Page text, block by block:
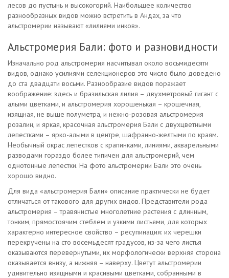
лесов до пустынь и высокогорий. Наибольшее количество
разнообразных видов можно встретить в Андах, за что
альстромерии называют «лилиями инков».
Альстромерия Бали: фото и разновидности
Изначально род альстромерия насчитывал около восьмидесяти
видов, однако усилиями селекционеров это число было доведено
до ста двадцати восьми. Разнообразие видов поражает
воображение: здесь и бразильская лилия – двухметровый гигант с
алыми цветками, и альстромерия хорошенькая – крошечная,
изящная, не выше полуметра, и нежно-розовая альстромерия
розалин, и яркая, красочная альстромерия Бали с двухцветными
лепестками – ярко-алыми в центре, шафранно-желтыми по краям.
Необычный окрас лепестков с крапинками, линиями, акварельными
разводами гораздо более типичен для альстромерий, чем
однотонные лепестки. На фото альстромерии Бали это очень
хорошо видно.
Для вида «альстромерия Бали» описание практически не будет
отличаться от такового для других видов. Представители рода
альстромерия – травянистые многолетние растения с длинным,
тонким, прямостоячим стеблем и узкими листьями, для которых
характерно интересное свойство – ресупинация: их черешки
перекручены на сто восемьдесят градусов, из-за чего листья
оказываются перевернутыми, их морфологически верхняя сторона
оказывается внизу, а нижняя – наверху. Цветут альстромерии
удивительно изящными и красивыми цветками, собранными в